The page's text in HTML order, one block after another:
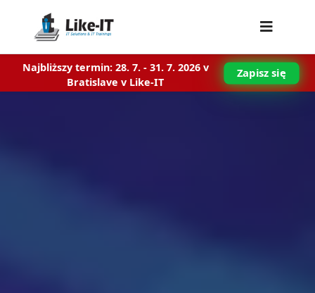
Najbliższy termin: 28. 7. - 31. 7. 2026 v
Bratislave v Like-IT
Zapisz się